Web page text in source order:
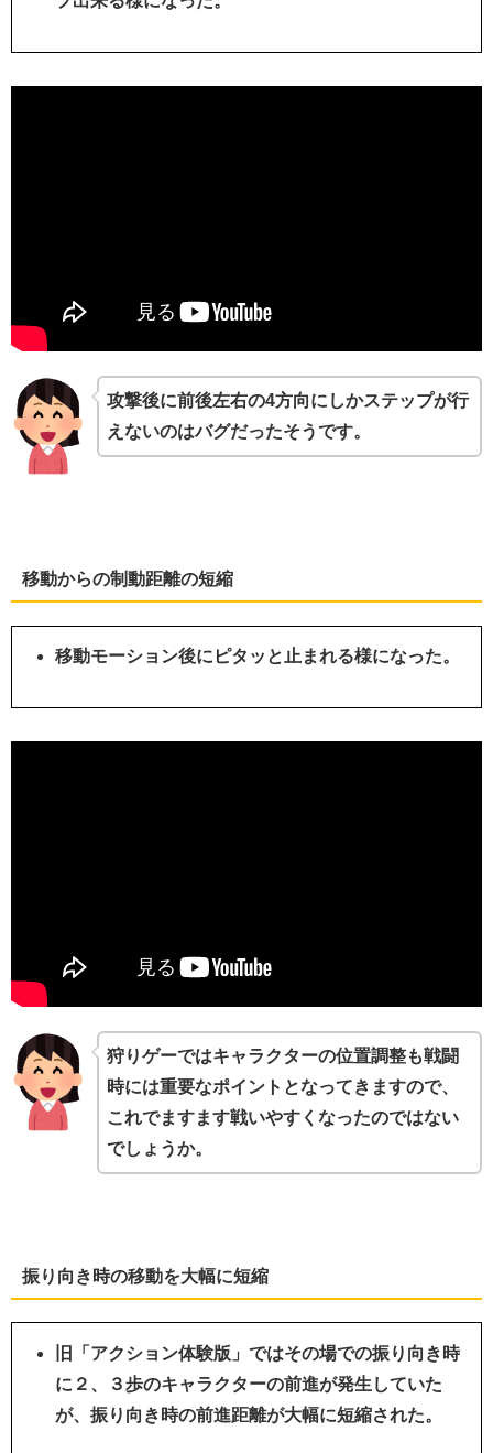
攻撃後に前後左右の4方向にしかステップが行
えないのはバグだったそうです。
移動からの制動距離の短縮
移動モーション後にピタッと止まれる様になった。
狩りゲーではキャラクターの位置調整も戦闘
時には重要なポイントとなってきますので、
これでますます戦いやすくなったのではない
でしょうか。
振り向き時の移動を大幅に短縮
旧「アクション体験版」ではその場での振り向き時
に２、３歩のキャラクターの前進が発生していた
が、振り向き時の前進距離が大幅に短縮された。